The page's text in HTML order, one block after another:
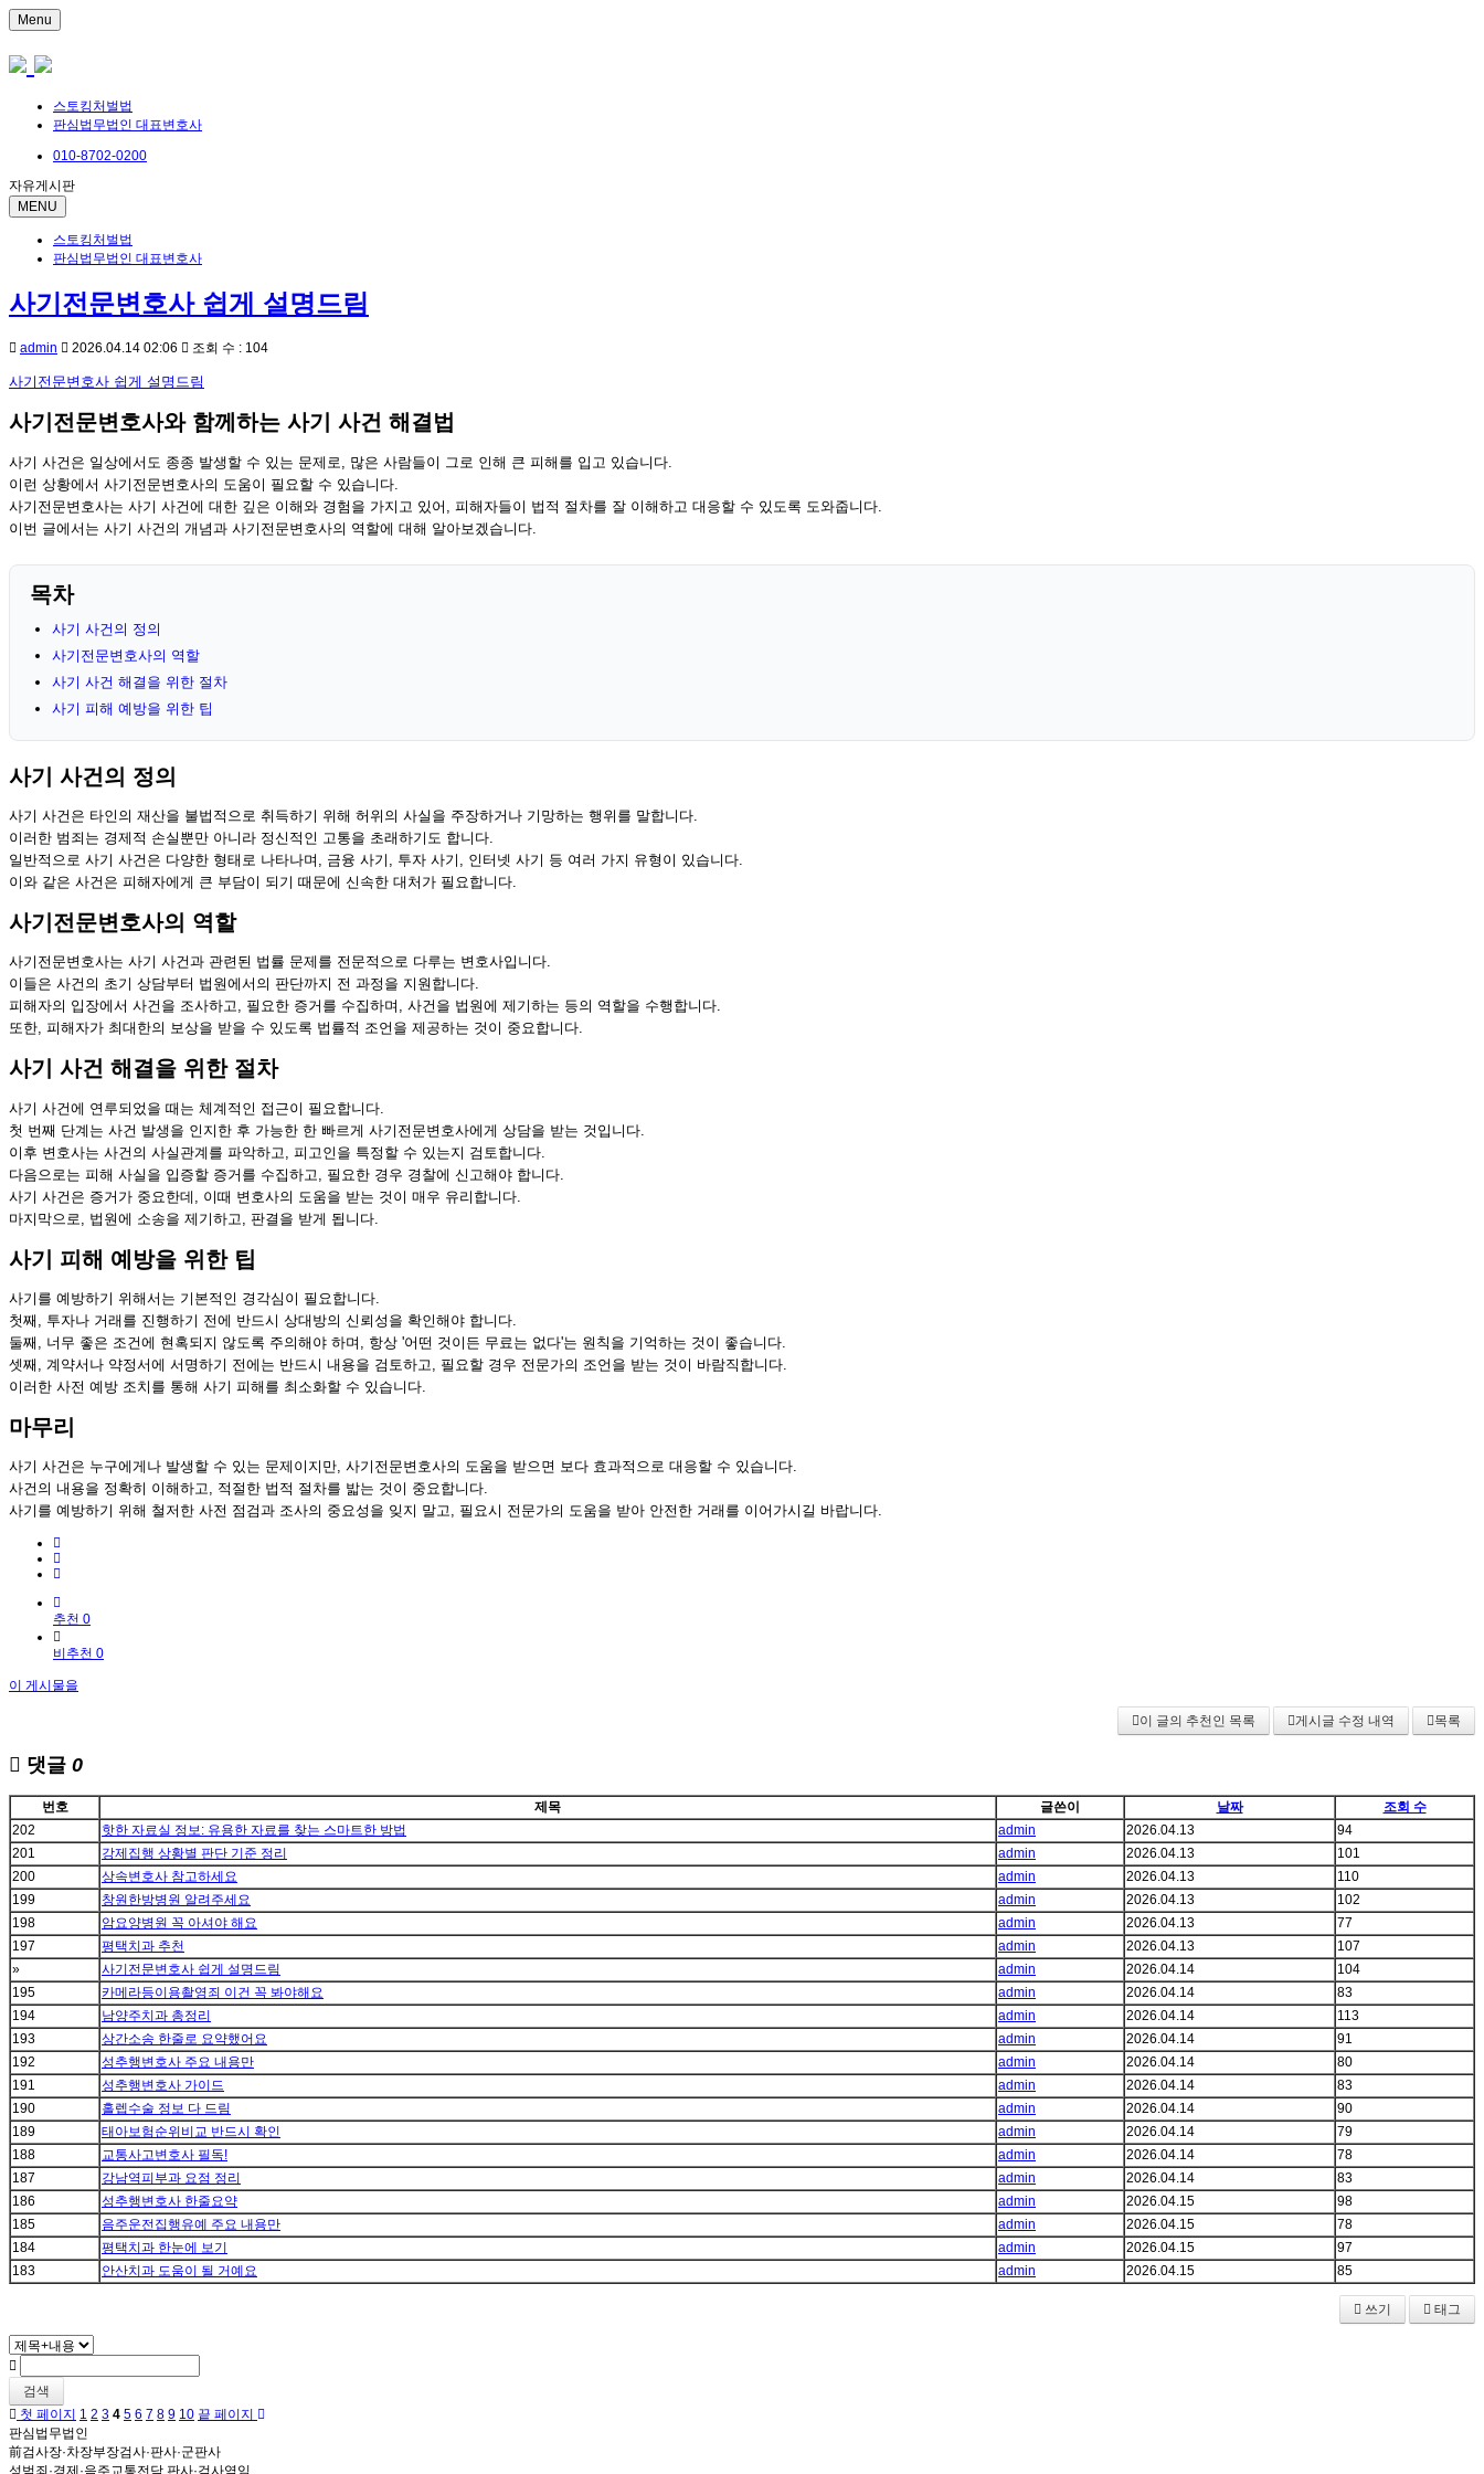
Menu
스토킹처벌법
판심법무법인 대표변호사
010-8702-0200
자유게시판
MENU
스토킹처벌법
판심법무법인 대표변호사
사기전문변호사 쉽게 설명드림
admin 2026.04.14 02:06 조회 수 : 104
사기전문변호사 쉽게 설명드림
사기전문변호사와 함께하는 사기 사건 해결법
사기 사건은 일상에서도 종종 발생할 수 있는 문제로, 많은 사람들이 그로 인해 큰 피해를 입고 있습니다.
이런 상황에서 사기전문변호사의 도움이 필요할 수 있습니다.
사기전문변호사는 사기 사건에 대한 깊은 이해와 경험을 가지고 있어, 피해자들이 법적 절차를 잘 이해하고 대응할 수 있도록 도와줍니다.
이번 글에서는 사기 사건의 개념과 사기전문변호사의 역할에 대해 알아보겠습니다.
목차
사기 사건의 정의
사기전문변호사의 역할
사기 사건 해결을 위한 절차
사기 피해 예방을 위한 팁
사기 사건의 정의
사기 사건은 타인의 재산을 불법적으로 취득하기 위해 허위의 사실을 주장하거나 기망하는 행위를 말합니다.
이러한 범죄는 경제적 손실뿐만 아니라 정신적인 고통을 초래하기도 합니다.
일반적으로 사기 사건은 다양한 형태로 나타나며, 금융 사기, 투자 사기, 인터넷 사기 등 여러 가지 유형이 있습니다.
이와 같은 사건은 피해자에게 큰 부담이 되기 때문에 신속한 대처가 필요합니다.
사기전문변호사의 역할
사기전문변호사는 사기 사건과 관련된 법률 문제를 전문적으로 다루는 변호사입니다.
이들은 사건의 초기 상담부터 법원에서의 판단까지 전 과정을 지원합니다.
피해자의 입장에서 사건을 조사하고, 필요한 증거를 수집하며, 사건을 법원에 제기하는 등의 역할을 수행합니다.
또한, 피해자가 최대한의 보상을 받을 수 있도록 법률적 조언을 제공하는 것이 중요합니다.
사기 사건 해결을 위한 절차
사기 사건에 연루되었을 때는 체계적인 접근이 필요합니다.
첫 번째 단계는 사건 발생을 인지한 후 가능한 한 빠르게 사기전문변호사에게 상담을 받는 것입니다.
이후 변호사는 사건의 사실관계를 파악하고, 피고인을 특정할 수 있는지 검토합니다.
다음으로는 피해 사실을 입증할 증거를 수집하고, 필요한 경우 경찰에 신고해야 합니다.
사기 사건은 증거가 중요한데, 이때 변호사의 도움을 받는 것이 매우 유리합니다.
마지막으로, 법원에 소송을 제기하고, 판결을 받게 됩니다.
사기 피해 예방을 위한 팁
사기를 예방하기 위해서는 기본적인 경각심이 필요합니다.
첫째, 투자나 거래를 진행하기 전에 반드시 상대방의 신뢰성을 확인해야 합니다.
둘째, 너무 좋은 조건에 현혹되지 않도록 주의해야 하며, 항상 '어떤 것이든 무료는 없다'는 원칙을 기억하는 것이 좋습니다.
셋째, 계약서나 약정서에 서명하기 전에는 반드시 내용을 검토하고, 필요할 경우 전문가의 조언을 받는 것이 바람직합니다.
이러한 사전 예방 조치를 통해 사기 피해를 최소화할 수 있습니다.
마무리
사기 사건은 누구에게나 발생할 수 있는 문제이지만, 사기전문변호사의 도움을 받으면 보다 효과적으로 대응할 수 있습니다.
사건의 내용을 정확히 이해하고, 적절한 법적 절차를 밟는 것이 중요합니다.
사기를 예방하기 위해 철저한 사전 점검과 조사의 중요성을 잊지 말고, 필요시 전문가의 도움을 받아 안전한 거래를 이어가시길 바랍니다.
추천 0
비추천 0
이 게시물을
이 글의 추천인 목록 게시글 수정 내역 목록
댓글 0
번호 제목 글쓴이 날짜
조회 수
202
핫한 자료실 정보: 유용한 자료를 찾는 스마트한 방법 admin 2026.04.13
94
201
강제집행 상황별 판단 기준 정리 admin 2026.04.13
101
200
상속변호사 참고하세요 admin 2026.04.13
110
199
창원한방병원 알려주세요 admin 2026.04.13
102
198
암요양병원 꼭 아셔야 해요 admin 2026.04.13
77
197
평택치과 추천 admin 2026.04.13
107
»
사기전문변호사 쉽게 설명드림 admin 2026.04.14
104
195
카메라등이용촬영죄 이건 꼭 봐야해요 admin 2026.04.14
83
194
남양주치과 총정리 admin 2026.04.14
113
193
상간소송 한줄로 요약했어요 admin 2026.04.14
91
192
성추행변호사 주요 내용만 admin 2026.04.14
80
191
성추행변호사 가이드 admin 2026.04.14
83
190
홀렙수술 정보 다 드림 admin 2026.04.14
90
189
태아보험순위비교 반드시 확인 admin 2026.04.14
79
188
교통사고변호사 필독! admin 2026.04.14
78
187
강남역피부과 요점 정리 admin 2026.04.14
83
186
성추행변호사 한줄요약 admin 2026.04.15
98
185
음주운전집행유예 주요 내용만 admin 2026.04.15
78
184
평택치과 한눈에 보기 admin 2026.04.15
97
183
안산치과 도움이 될 거예요 admin 2026.04.15 85
쓰기 태그
검색
첫 페이지 1 2 3 4 5 6 7 8 9 10 끝 페이지
판심법무법인
前검사장·차장부장검사·판사·군판사
성범죄·경제·음주교통전담 판사·검사역임